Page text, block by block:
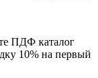
ПДФ каталог
10% на первый